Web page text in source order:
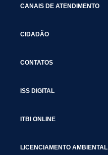
CANAIS DE ATENDIMENTO
CIDADÃO
CONTATOS
ISS DIGITAL
ITBI ONLINE
LICENCIAMENTO AMBIENTAL